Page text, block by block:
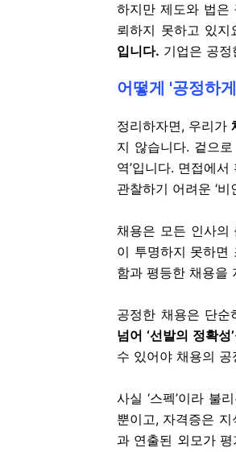
하지만 제도와 법은
뢰하지 못하고 있지
입니다. 기업은 공
어떻게 '공정하
정리하자면, 우리가
지 않습니다. 겉으
역’입니다. 면접에
관찰하기 어려운 ‘비
채용은 모든 인사의
이 투명하지 못하
함과 평등한 채용을
공정한 채용은 단
넘어 ‘선발의 정확
수 있어야 채용의
사실 ‘스펙’이라 불
뿐이고, 자격증은
과 연출된 외모가